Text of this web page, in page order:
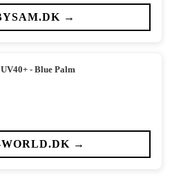
→
- Blue Palm
→